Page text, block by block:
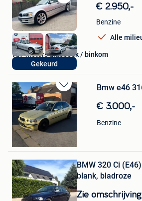
Bewaren
in
Mijn
Favorieten
Gekeurd
€ 2.950,-
Benzine
Alle
vdv-motors glabbeek / binkom
Binkom
Bewaren
in
Mijn
Favorieten
Bmw e46
€ 3.000,-
Benzine
Bruce Aspeslagh
Middelkerke
in
Mijn
Favorieten
BMW 320 Ci
blank, bladroze
Zie omschrijving